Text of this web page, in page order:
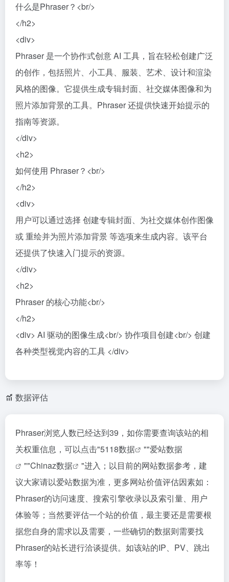
什么是Phraser？<br/>
</h2>
<div>
Phraser 是一个协作式创意 AI 工具，旨在轻松创建广泛
的创作，包括照片、小工具、服装、艺术、设计和渲染
风格的图像。它提供生成专辑封面、社交媒体图像和为
照片添加背景的工具。Phraser 还提供快速开始提示的
指南等资源。
</div>
<h2>
如何使用 Phraser？<br/>
</h2>
<div>
用户可以通过选择 创建专辑封面、为社交媒体创作图像
或 重绘并为照片添加背景 等选项来生成内容。该平台
还提供了快速入门提示的资源。
</div>
<h2>
Phraser 的核心功能<br/>
</h2>
<div> AI 驱动的图像生成<br/> 协作项目创建<br/> 创建
各种类型视觉内容的工具 </div>
数据评估
Phraser浏览人数已经达到39，如你需要查询该站的相
关权重信息，可以点击"5118数据 ""爱站数据
""Chinaz数据
"进入；以目前的网站数据参考，建
议大家请以爱站数据为准，更多网站价值评估因素如：
Phraser的访问速度、搜索引擎收录以及索引量、用户
体验等；当然要评估一个站的价值，最主要还是需要根
据您自身的需求以及需要，一些确切的数据则需要找
Phraser的站长进行洽谈提供。如该站的IP、PV、跳出
率等！